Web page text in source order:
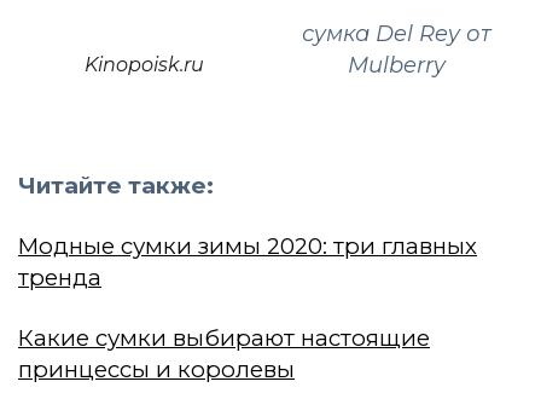
Kinopoisk.ru
сумка Del Rey от
Mulberry
Читайте также:
Модные сумки зимы 2020: три главных
тренда
Какие сумки выбирают настоящие
принцессы и королевы